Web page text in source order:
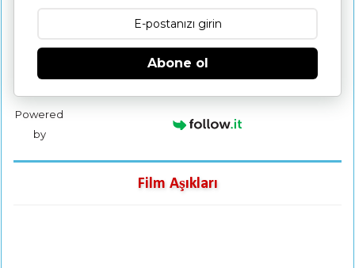
Abone ol
Powered
by
Film Aşıkları